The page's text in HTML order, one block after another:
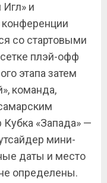
Игл» и
со стартовыми
плэй-офф
этапа затем
команда,
«Запада» —
мини-
даты и место
определены.